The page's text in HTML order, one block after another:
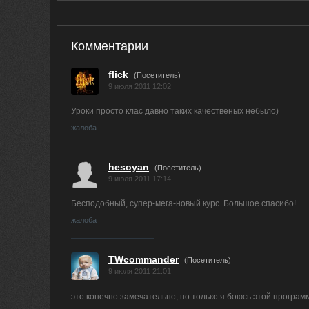
Комментарии
flick
(Посетитель)
9 июля 2011 12:02
Уроки просто клас давно таких качественых небыло)
жалоба
hesoyan
(Посетитель)
9 июля 2011 17:14
Бесподобный, супер-мега-новый курс. Большое спасибо!
жалоба
TWcommander
(Посетитель)
9 июля 2011 21:01
это конечно замечательно, но только я боюсь этой